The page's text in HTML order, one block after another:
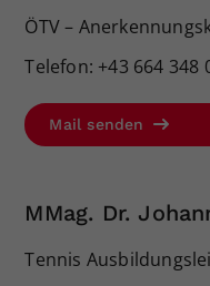
der
der
https://www.oetv.at/
ÖTV –
Telefon: +43 664 348
Mail senden
MMag. Dr.
Tennis